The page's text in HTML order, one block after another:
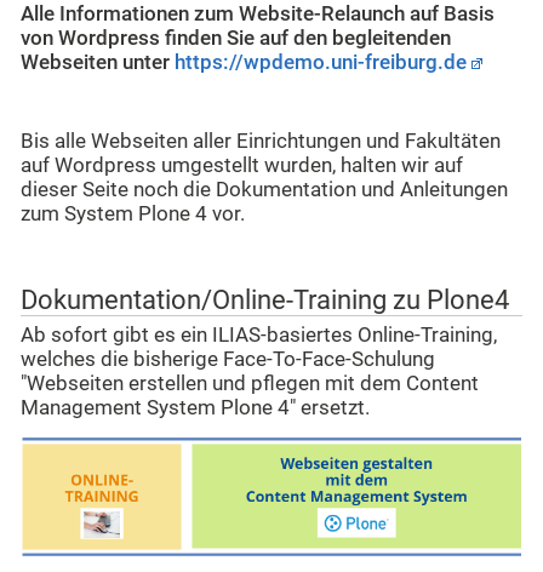
Alle Informationen zum Website-Relaunch auf Basis
von Wordpress finden Sie auf den begleitenden
Webseiten unter https://wpdemo.uni-freiburg.de
Bis alle Webseiten aller Einrichtungen und Fakultäten
auf Wordpress umgestellt wurden, halten wir auf
dieser Seite noch die Dokumentation und Anleitungen
zum System Plone 4 vor.
Dokumentation/Online-Training zu Plone4
Ab sofort gibt es ein ILIAS-basiertes Online-Training,
welches die bisherige Face-To-Face-Schulung
"Webseiten erstellen und pflegen mit dem Content
Management System Plone 4" ersetzt.